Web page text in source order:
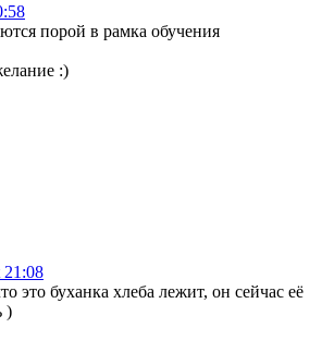
порой в рамка обучения
:)
21:08
это буханка хлеба лежит, он сейчас её
)